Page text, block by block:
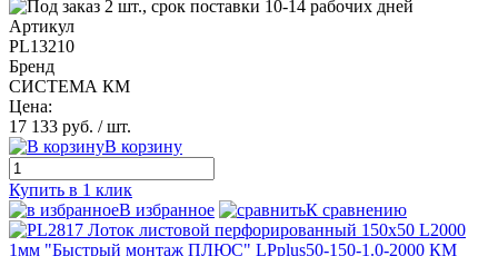
2 шт., срок поставки 10-14 рабочих дней
Артикул
PL13210
Бренд
СИСТЕМА КМ
Цена:
17 133 руб. / шт.
В корзину
Купить в 1 клик
В избранное
К сравнению